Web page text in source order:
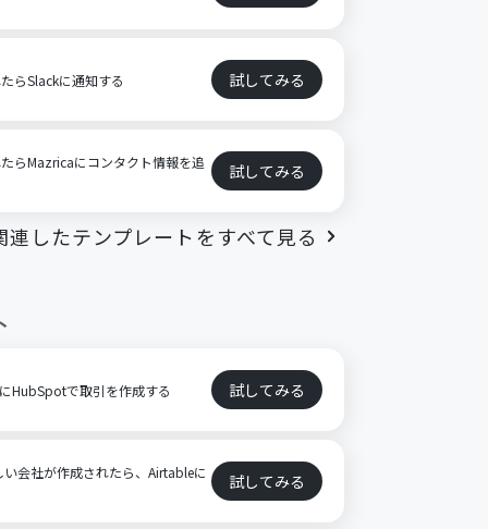
らSlackに通知する 試してみる
らMazricaにコンタクト情報を追 試してみる
連したテンプレートをすべて見る
HubSpotで取引を作成する 試してみる
会社が作成されたら、Airtableに 試してみる